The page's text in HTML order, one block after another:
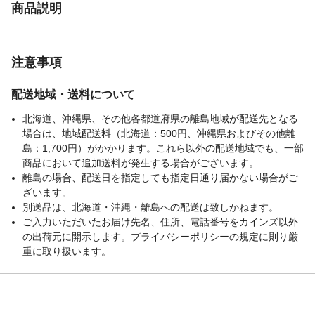
商品説明
注意事項
配送地域・送料について
北海道、沖縄県、その他各都道府県の離島地域が配送先となる
場合は、地域配送料（北海道：500円、沖縄県およびその他離
島：1,700円）がかかります。これら以外の配送地域でも、一部
商品において追加送料が発生する場合がございます。
離島の場合、配送日を指定しても指定日通り届かない場合がご
ざいます。
別送品は、北海道・沖縄・離島への配送は致しかねます。
ご入力いただいたお届け先名、住所、電話番号をカインズ以外
の出荷元に開示します。プライバシーポリシーの規定に則り厳
重に取り扱います。